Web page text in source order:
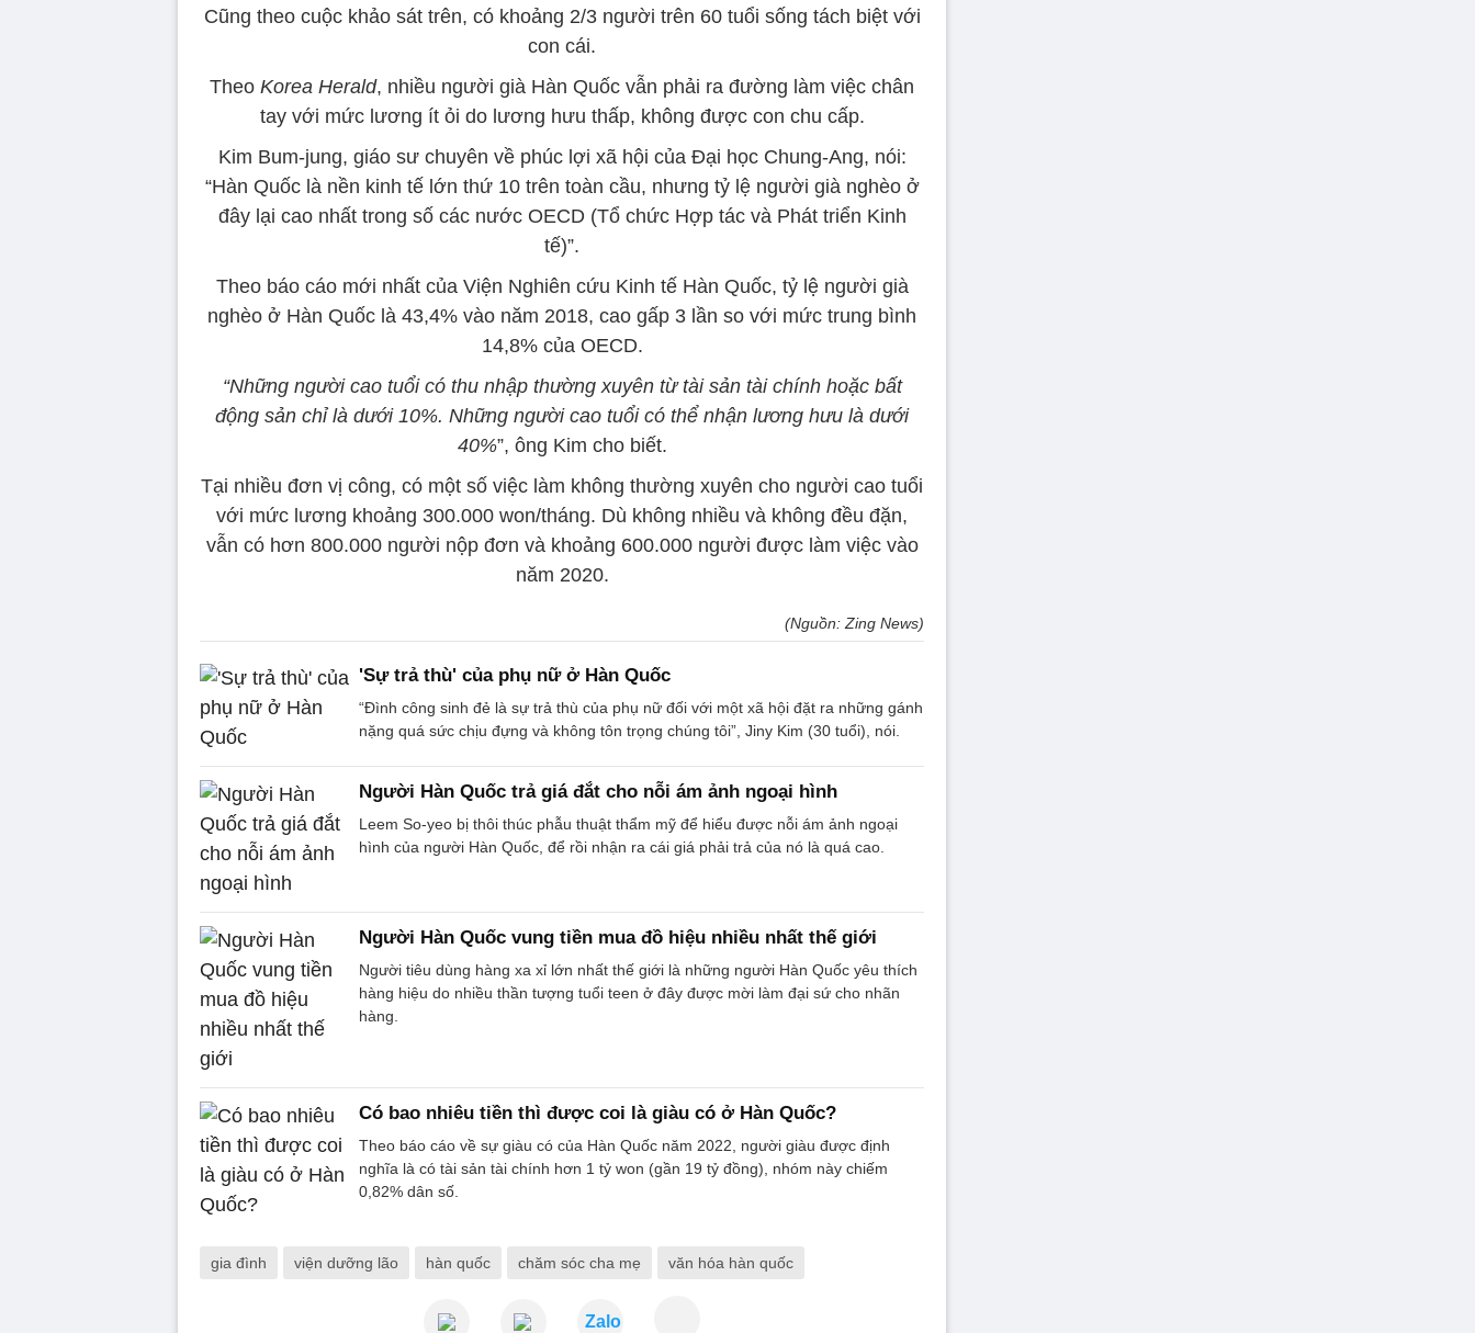
Cũng theo cuộc khảo sát trên, có khoảng 2/3 người trên 60 tuổi sống tách biệt với
con cái.
Theo Korea Herald, nhiều người già Hàn Quốc vẫn phải ra đường làm việc chân
tay với mức lương ít ỏi do lương hưu thấp, không được con chu cấp.
Kim Bum-jung, giáo sư chuyên về phúc lợi xã hội của Đại học Chung-Ang, nói:
“Hàn Quốc là nền kinh tế lớn thứ 10 trên toàn cầu, nhưng tỷ lệ người già nghèo ở
đây lại cao nhất trong số các nước OECD (Tổ chức Hợp tác và Phát triển Kinh
tế)”.
Theo báo cáo mới nhất của Viện Nghiên cứu Kinh tế Hàn Quốc, tỷ lệ người già
nghèo ở Hàn Quốc là 43,4% vào năm 2018, cao gấp 3 lần so với mức trung bình
14,8% của OECD.
“Những người cao tuổi có thu nhập thường xuyên từ tài sản tài chính hoặc bất
động sản chỉ là dưới 10%. Những người cao tuổi có thể nhận lương hưu là dưới
40%”, ông Kim cho biết.
Tại nhiều đơn vị công, có một số việc làm không thường xuyên cho người cao tuổi
với mức lương khoảng 300.000 won/tháng. Dù không nhiều và không đều đặn,
vẫn có hơn 800.000 người nộp đơn và khoảng 600.000 người được làm việc vào
năm 2020.
(Nguồn: Zing News)
'Sự trả thù' của phụ nữ ở Hàn Quốc
“Đình công sinh đẻ là sự trả thù của phụ nữ đối với một xã hội đặt ra những gánh
nặng quá sức chịu đựng và không tôn trọng chúng tôi”, Jiny Kim (30 tuổi), nói.
Người Hàn Quốc trả giá đắt cho nỗi ám ảnh ngoại hình
Leem So-yeo bị thôi thúc phẫu thuật thẩm mỹ để hiểu được nỗi ám ảnh ngoại
hình của người Hàn Quốc, để rồi nhận ra cái giá phải trả của nó là quá cao.
Người Hàn Quốc vung tiền mua đồ hiệu nhiều nhất thế giới
Người tiêu dùng hàng xa xỉ lớn nhất thế giới là những người Hàn Quốc yêu thích
hàng hiệu do nhiều thần tượng tuổi teen ở đây được mời làm đại sứ cho nhãn
hàng.
Có bao nhiêu tiền thì được coi là giàu có ở Hàn Quốc?
Theo báo cáo về sự giàu có của Hàn Quốc năm 2022, người giàu được định
nghĩa là có tài sản tài chính hơn 1 tỷ won (gần 19 tỷ đồng), nhóm này chiếm
0,82% dân số.
gia đình viện dưỡng lão hàn quốc chăm sóc cha mẹ văn hóa hàn quốc
Zalo